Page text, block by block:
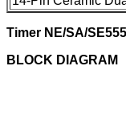
Timer NE/SA/
BLOCK DIAGRAM